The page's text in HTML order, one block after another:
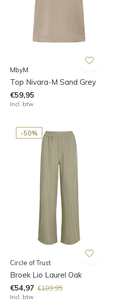
MbyM
Top Nivara-M Sand Grey
€59,95
Incl. btw
-50%
Circle of Trust
Broek Lio Laurel Oak
€54,97 €109,95
Incl. btw